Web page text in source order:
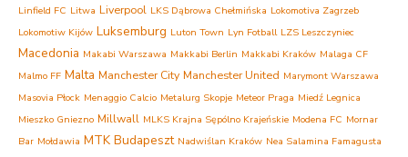
Linfield FC Litwa Liverpool LKS Dąbrowa Chełmińska Lokomotiva Zagrzeb
Lokomotiw Kijów Luksemburg Luton Town Lyn Fotball LZS Leszczyniec
Macedonia Makabi Warszawa Makkabi Berlin Makkabi Kraków Malaga CF
Malmo FF Malta Manchester City Manchester United Marymont Warszawa
Masovia Płock Menaggio Calcio Metalurg Skopje Meteor Praga Miedź Legnica
Mieszko Gniezno Millwall MLKS Krajna Sępólno Krajeńskie Modena FC Mornar
Bar Mołdawia MTK Budapeszt Nadwiślan Kraków Nea Salamina Famagusta